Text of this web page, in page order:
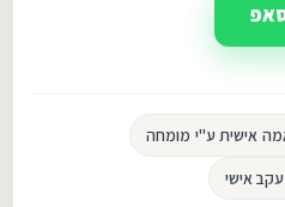
אישית ע"י מומחה
אישי